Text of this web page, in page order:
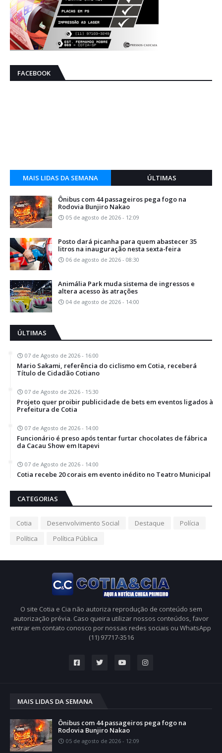
FACEBOOK
MAIS LIDAS DA SEMANA ÚLTIMAS
Ônibus com 44 passageiros pega fogo na
Rodovia Bunjiro Nakao
05 de agosto de 2026 - 12:09
Posto dará picanha para quem abastecer 35
litros na inauguração nesta sexta-feira
06 de agosto de 2026 - 08:30
Animália Park muda sistema de ingressos e
altera acesso às atrações
04 de agosto de 2026 - 14:00
ÚLTIMAS
07 de Agosto de 2026 - 16:00
Mario Sakami, referência do ciclismo em Cotia, receberá
Título de Cidadão Cotiano
07 de Agosto de 2026 - 15:30
Projeto quer proibir publicidade de bets em eventos ligados à
Prefeitura de Cotia
07 de Agosto de 2026 - 14:00
Funcionário é preso após tentar furtar chocolates de fábrica
da Cacau Show em Itapevi
07 de Agosto de 2026 - 14:00
Cotia recebe 20 corais em evento inédito no Teatro Municipal
CATEGORIAS
Cotia Desenvolvimento Social Destaque
Polícia
Política
Política Pública
O site Cotia e Cia não autoriza reprodução de conteúdo sem
autorização prévia. Caso queira utilizar nossos conteúdos, favor
entrar em contato conosco por nossas redes sociais ou WhatsApp
(11) 97717-3516
MAIS LIDAS DA SEMANA
Ônibus com 44 passageiros pega fogo na
Rodovia Bunjiro Nakao
05 de agosto de 2026 - 12:09